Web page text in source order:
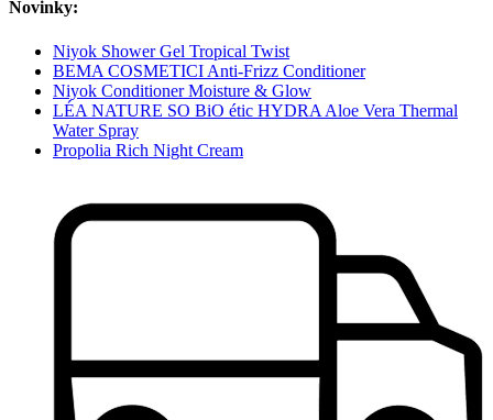
Novinky:
Niyok Shower Gel Tropical Twist
BEMA COSMETICI Anti-Frizz Conditioner
Niyok Conditioner Moisture & Glow
LÉA NATURE SO BiO étic HYDRA Aloe Vera Thermal
Water Spray
Propolia Rich Night Cream